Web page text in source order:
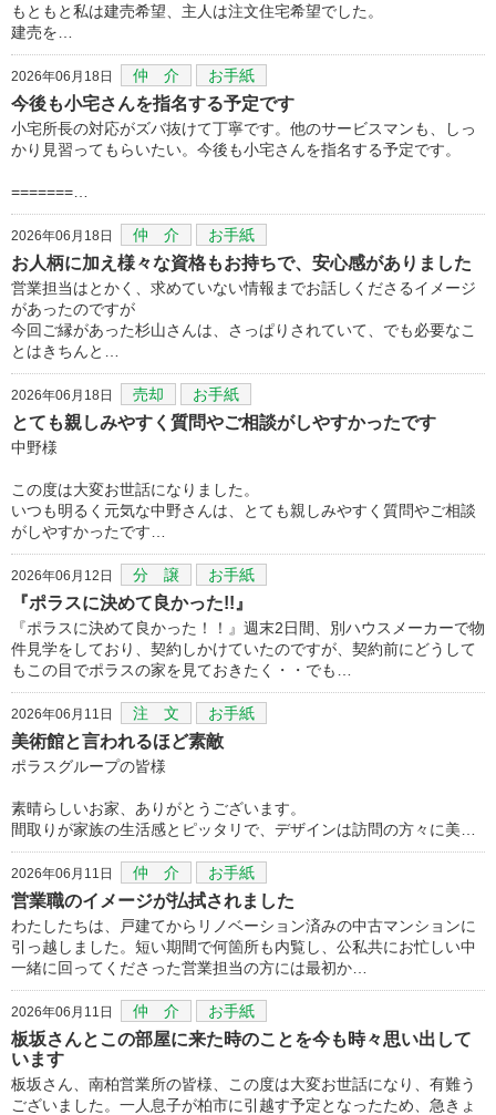
もともと私は建売希望、主人は注文住宅希望でした。
建売を…
2026年06月18日 仲 介 お手紙
今後も小宅さんを指名する予定です
小宅所長の対応がズバ抜けて丁寧です。他のサービスマンも、しっ
かり見習ってもらいたい。今後も小宅さんを指名する予定です。
=======…
2026年06月18日 仲 介 お手紙
お人柄に加え様々な資格もお持ちで、安心感がありました
営業担当はとかく、求めていない情報までお話しくださるイメージ
があったのですが
今回ご縁があった杉山さんは、さっぱりされていて、でも必要なこ
とはきちんと…
2026年06月18日 売却 お手紙
とても親しみやすく質問やご相談がしやすかったです
中野様
この度は大変お世話になりました。
いつも明るく元気な中野さんは、とても親しみやすく質問やご相談
がしやすかったです…
2026年06月12日 分 譲 お手紙
『ポラスに決めて良かった!!』
『ポラスに決めて良かった！！』週末2日間、別ハウスメーカーで物
件見学をしており、契約しかけていたのですが、契約前にどうして
もこの目でポラスの家を見ておきたく・・でも…
2026年06月11日 注 文 お手紙
美術館と言われるほど素敵
ポラスグループの皆様
素晴らしいお家、ありがとうございます。
間取りが家族の生活感とピッタリで、デザインは訪問の方々に美…
2026年06月11日 仲 介 お手紙
営業職のイメージが払拭されました
わたしたちは、戸建てからリノベーション済みの中古マンションに
引っ越しました。短い期間で何箇所も内覧し、公私共にお忙しい中
一緒に回ってくださった営業担当の方には最初か…
2026年06月11日 仲 介 お手紙
板坂さんとこの部屋に来た時のことを今も時々思い出して
います
板坂さん、南柏営業所の皆様、この度は大変お世話になり、有難う
ございました。一人息子が柏市に引越す予定となったため、急きょ